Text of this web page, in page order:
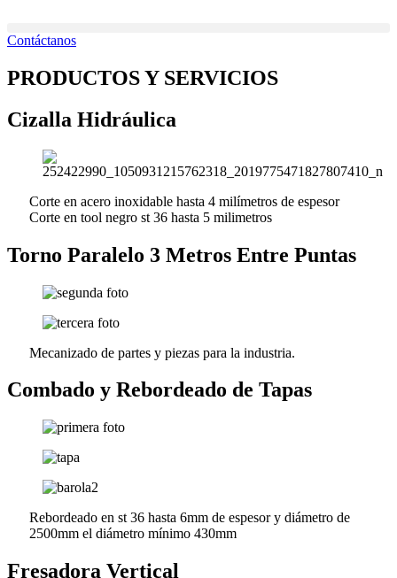
contenido
Contáctanos
PRODUCTOS Y SERVICIOS
Cizalla Hidráulica
Corte en acero inoxidable hasta 4 milímetros de espesor
Corte en tool negro st 36 hasta 5 milimetros
Torno Paralelo 3 Metros Entre Puntas
Mecanizado de partes y piezas para la industria.
Combado y Rebordeado de Tapas
Rebordeado en st 36 hasta 6mm de espesor y diámetro de
2500mm el diámetro mínimo 430mm
Fresadora Vertical